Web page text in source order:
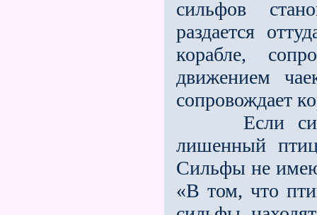
сильфов
раздается
корабле,
движением
сопровождает
Если
лишенный
Сильфы не
«В том, что